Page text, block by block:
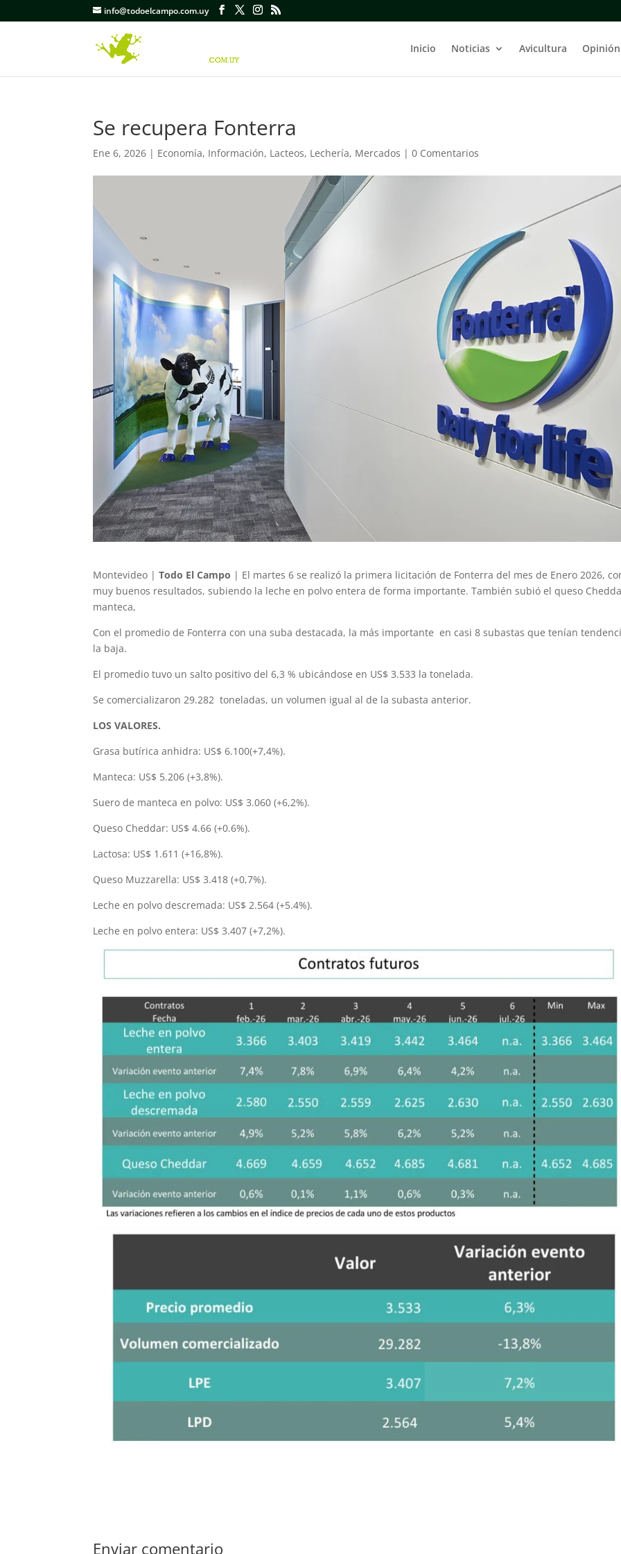
info@todoelcampo.com.uy
Inicio Noticias Avicultura Opinión
Se recupera Fonterra
Ene 6, 2026 | Economía, Información, Lacteos, Lechería, Mercados |0 Comentarios
Montevideo |Todo El Campo | El martes 6 se realizó la primera licitación de Fonterra del mes de Enero 2026,
muy buenos resultados, subiendo la leche en polvo entera de forma importante. También subió el queso
manteca,
Con el promedio de Fonterra con una suba destacada, la más importante en casi 8 subastas que tenían
la baja.
El promedio tuvo un salto positivo del 6,3 % ubicándose en US$ 3.533 la tonelada.
Se comercializaron 29.282 toneladas, un volumen igual al de la subasta anterior.
LOS VALORES.
Grasa butírica anhidra: US$ 6.100(+7,4%).
Manteca: US$ 5.206 (+3,8%).
Suero de manteca en polvo: US$ 3.060 (+6,2%).
Queso Cheddar: US$ 4.66 (+0.6%).
Lactosa: US$ 1.611 (+16,8%).
Queso Muzzarella: US$ 3.418 (+0,7%).
Leche en polvo descremada: US$ 2.564 (+5.4%).
Leche en polvo entera: US$ 3.407 (+7,2%).
Enviar comentario